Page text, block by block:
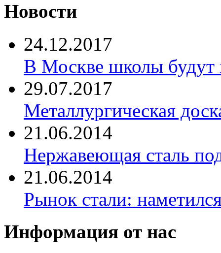
Новости
24.12.2017
В Москве школы будут
29.07.2017
Металлургическая
21.06.2014
Нержавеющая сталь
21.06.2014
Рынок стали:
Информация от нас